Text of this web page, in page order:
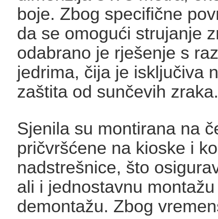
boje. Zbog specifične
da se omogući strujanje
odabrano je rješenje s
jedrima, čija je isključiva
zaštita od sunčevih zraka.
Sjenila su montirana na
pričvršćene na kioske i
nadstrešnice, što
ali i jednostavnu
demontažu. Zbog